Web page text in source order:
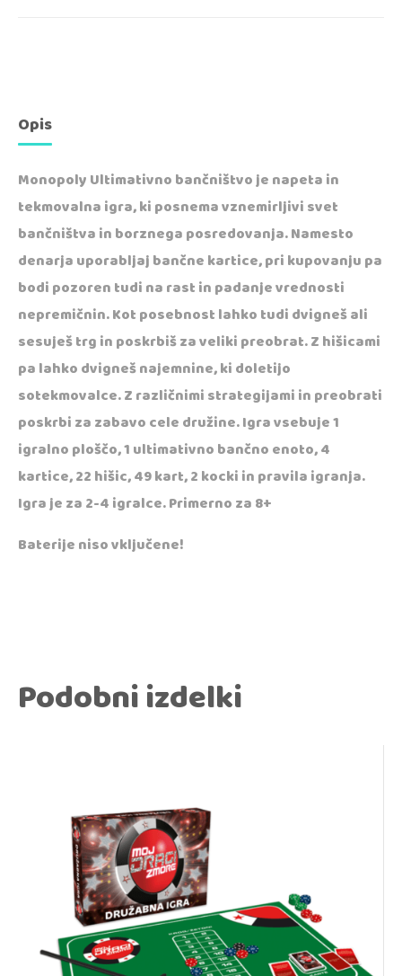
Opis
Monopoly Ultimativno bančništvo je napeta in
tekmovalna igra, ki posnema vznemirljivi svet
bančništva in borznega posredovanja. Namesto
denarja uporabljaj bančne kartice, pri kupovanju pa
bodi pozoren tudi na rast in padanje vrednosti
nepremičnin. Kot posebnost lahko tudi dvigneš ali
sesuješ trg in poskrbiš za veliki preobrat. Z hišicami
pa lahko dvigneš najemnine, ki doletijo
sotekmovalce. Z različnimi strategijami in preobrati
poskrbi za zabavo cele družine. Igra vsebuje 1
igralno ploščo, 1 ultimativno bančno enoto, 4
kartice, 22 hišic, 49 kart, 2 kocki in pravila igranja.
Igra je za 2-4 igralce. Primerno za 8+
Baterije niso vključene!
Podobni izdelki